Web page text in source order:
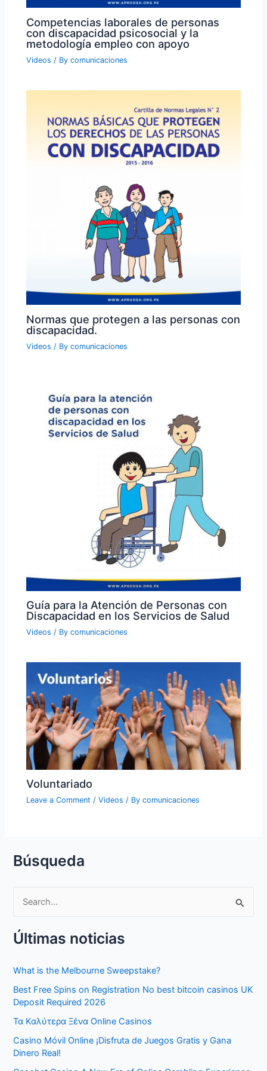
Competencias laborales de personas
con discapacidad psicosocial y la
metodología empleo con apoyo
Videos / Bycomunicaciones
Normas que protegen a las personas con
discapacidad.
Videos / Bycomunicaciones
Guía para la Atención de Personas con
Discapacidad en los Servicios de Salud
Videos / Bycomunicaciones
Voluntariado
Leave a Comment /Videos / Bycomunicaciones
Búsqueda
a
c
h
f
o
r
Últimas noticias
What is the Melbourne Sweepstake?
Best Free Spins on Registration No best bitcoin casinos UK
Deposit Required 2026
Τα Καλύτερα Ξένα Online Casinos
Casino Móvil Online ¡Disfruta de Juegos Gratis y Gana
Dinero Real!